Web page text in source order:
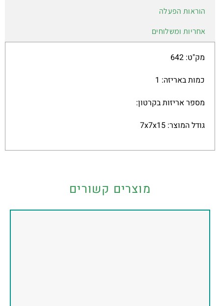
הוראות הפעלה
אחריות ומשלוחים
מק"ט: 642
כמות באריזה: 1
מספר אריזות בקרטון:
גודל המוצר: 7x7x15
מוצרים קשורים